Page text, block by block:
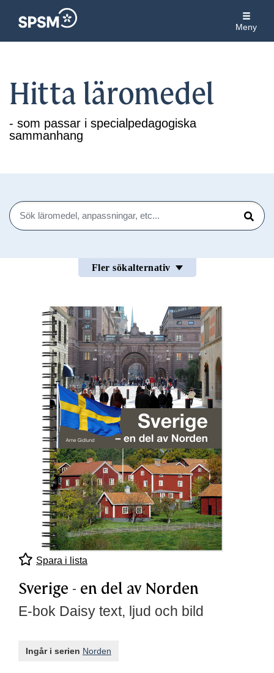
Meny
Hitta läromedel
- som passar i specialpedagogiska
sammanhang
Sök
Sök
Fler sökalternativ
Spara i lista
Sverige - en del av Norden
E-bok Daisy text, ljud och bild
Ingår i serien Norden